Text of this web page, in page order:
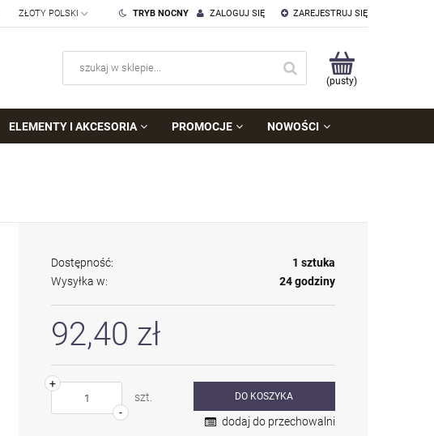
ZAREJESTRUJ SIĘ
ZALOGUJ SIĘ
TRYB NOCNY
(pusty)
ELEMENTY I AKCESORIA PROMOCJE NOWOŚCI
Dostępność:
1 sztuka
Wysyłka w:
24 godziny
92,40 zł
-
+
szt.
DO KOSZYKA
dodaj do przechowalni